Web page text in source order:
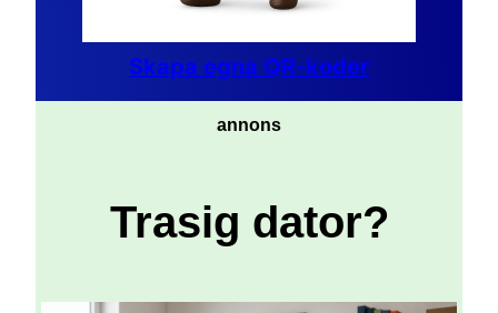
Skapa egna QR-koder
annons
Trasig dator?